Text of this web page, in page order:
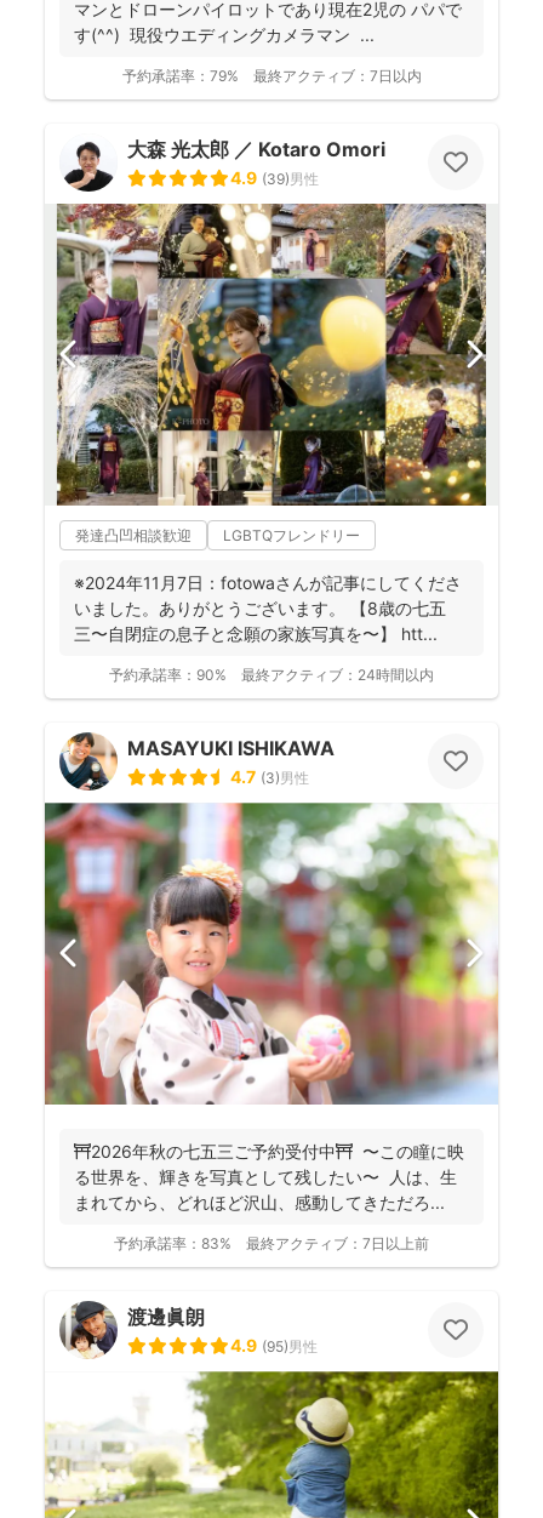
マンとドローンパイロットであり現在2児の パパで
す(^^) 現役ウエディングカメラマン ...
予約承諾率： 79% 最終アクティブ： 7日以内
大森 光太郎 ／ Kotaro Omori
4.9 (39)男性
発達凸凹相談歓迎 LGBTQフレンドリー
※2024年11月7日：fotowaさんが記事にしてくださ
いました。ありがとうございます。 【8歳の七五
三〜自閉症の息子と念願の家族写真を〜】 htt...
予約承諾率： 90% 最終アクティブ： 24時間以内
MASAYUKI ISHIKAWA
4.7 (3)男性
⛩️2026年秋の七五三ご予約受付中⛩️ 〜この瞳に映
る世界を、輝きを写真として残したい〜 人は、生
まれてから、どれほど沢山、感動してきただろ...
予約承諾率： 83% 最終アクティブ： 7日以上前
渡邊眞朗
4.9 (95)男性